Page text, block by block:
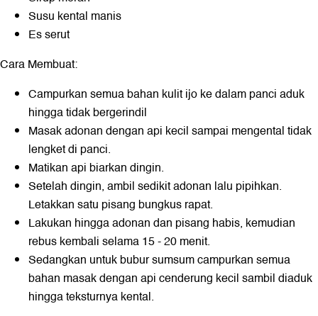
Susu kental manis
Es serut
Cara Membuat:
Campurkan semua bahan kulit ijo ke dalam panci aduk
hingga tidak bergerindil
Masak adonan dengan api kecil sampai mengental tidak
lengket di panci.
Matikan api biarkan dingin.
Setelah dingin, ambil sedikit adonan lalu pipihkan.
Letakkan satu pisang bungkus rapat.
Lakukan hingga adonan dan pisang habis, kemudian
rebus kembali selama 15 - 20 menit.
Sedangkan untuk bubur sumsum campurkan semua
bahan masak dengan api cenderung kecil sambil diaduk
hingga teksturnya kental.